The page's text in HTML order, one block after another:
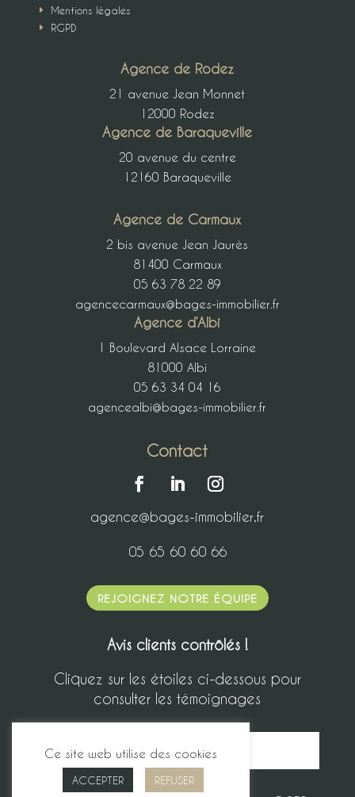
E Mentions légales
E RGPD
Agence de Rodez
21 avenue Jean Monnet
12000 Rodez
Agence de Baraqueville
20 avenue du centre
12160 Baraqueville
Agence de Carmaux
2 bis avenue Jean Jaurès
81400 Carmaux
05 63 78 22 89
agencecarmaux@bages-immobilier.fr
Agence d’Albi
1 Boulevard Alsace Lorraine
81000 Albi
05 63 34 04 16
agencealbi@bages-immobilier.fr
Contact
agence@bages-immobilier.fr
05 65 60 60 66
REJOIGNEZ NOTRE ÉQUIPE
Avis clients contrôlés !
Cliquez sur les étoiles ci-dessous pour
consulter les témoignages
Ce site web utilise des cookies
ACCEPTER REFUSER